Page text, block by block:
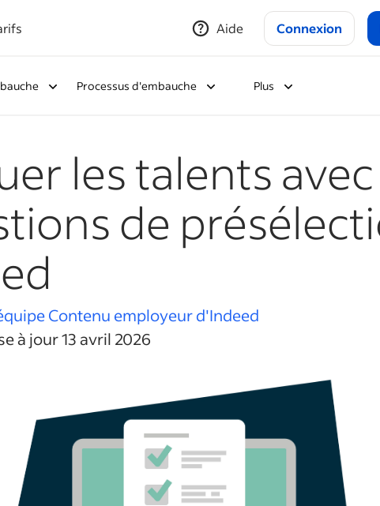
Aide Connexion
Processus d'embauche Plus
les talents
de
Contenu employeur d'Indeed
à jour 13 avril 2026